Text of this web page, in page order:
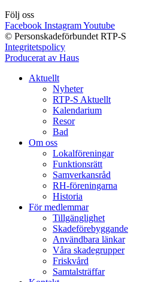
Följ oss
Facebook InstagramYoutube
© Personskadeförbundet RTP-S
Integritetspolicy
Producerat av Haus
Aktuellt
Nyheter
RTP-S Aktuellt
Kalendarium
Resor
Bad
Om oss
Lokalföreningar
Funktionsrätt
Samverkansråd
RH-föreningarna
Historia
För medlemmar
Tillgänglighet
Skadeförebyggande
Användbara länkar
Våra skadegrupper
Friskvård
Samtalsträffar